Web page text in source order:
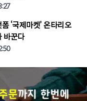
‘국제마켓’ 온타리오
바꾼다